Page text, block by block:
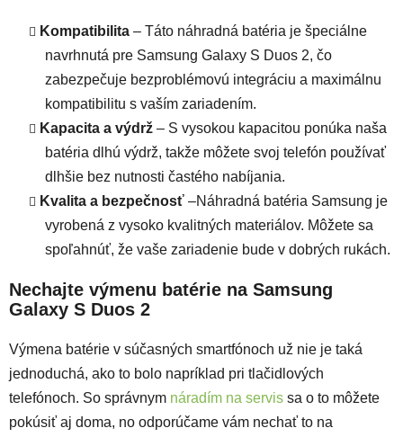
Kompatibilita – Táto náhradná batéria je špeciálne
navrhnutá pre Samsung Galaxy S Duos 2, čo
zabezpečuje bezproblémovú integráciu a maximálnu
kompatibilitu s vaším zariadením.
Kapacita a výdrž – S vysokou kapacitou ponúka naša
batéria dlhú výdrž, takže môžete svoj telefón používať
dlhšie bez nutnosti častého nabíjania.
Kvalita a bezpečnosť –Náhradná batéria Samsung je
vyrobená z vysoko kvalitných materiálov. Môžete sa
spoľahnúť, že vaše zariadenie bude v dobrých rukách.
Nechajte výmenu batérie na Samsung
Galaxy S Duos 2
Výmena batérie v súčasných smartfónoch už nie je taká
jednoduchá, ako to bolo napríklad pri tlačidlových
telefónoch. So správnym náradím na servis sa o to môžete
pokúsiť aj doma, no odporúčame vám nechať to na